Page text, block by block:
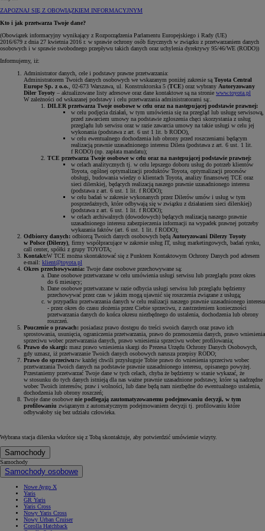
ZAPOZNAJ SIĘ Z OBOWIĄZKIEM INFORMACYJNYM
Kto i jak przetwarza Twoje dane?
(Obowiązek informacyjny wynikający z Rozporządzenia Parlamentu Europejskiego i Rady (UE)
2016/679 z dnia 27 kwietnia 2016 r. w sprawie ochrony osób fizycznych w związku z przetwarzaniem danych
osobowych i w sprawie swobodnego przepływu takich danych oraz uchylenia dyrektywy 95/46/WE (RODO))
Informujemy, iż:
Administrator danych, cele i podstawy prawne przetwarzania:
Administratorem Twoich danych osobowych we wskazanym poniżej zakresie są Toyota Central
Europe Sp. z o.o. , 02-673 Warszawa, ul. Konstruktorska 5 (TCE) oraz wybrany Autoryzowany
Diler Toyoty – aktualizowane listy adresowe oraz dane kontaktowe są na stronie www.toyota.pl
W zależności od wskazanej podstawy i celu przetwarzania administratorami są:.
DILER przetwarza Twoje osobowe w celu oraz na następującej podstawie prawnej:
w celu podjęcia działań, w tym umówienia się na przegląd lub usługę serwisową,
przed zawarciem umowy na podstawie zgłoszenia chęci skorzystania z usług
przeglądu lub serwisu oraz w razie zawarcia umowy na takie usługi w celu jej
wykonania (podstawa z art. 6 ust 1 lit. b RODO),
w celu ewentualnego dochodzenia lub obrony przed roszczeniami będącym
realizacją prawnie uzasadnionego interesu Dilera (podstawa z art. 6 ust. 1 lit.
f RODO) (np. zapłata mandatu);
TCE przetwarza Twoje osobowe w celu oraz na następującej podstawie prawnej:
w celach analitycznych tj. w celu lepszego doboru usług do potrzeb klientów
Toyota, ogólnej optymalizacji produktów Toyota, optymalizacji procesów
obsługi, budowania wiedzy o klientach Toyota, analizy finansowej TCE oraz
sieci dilerskiej, będących realizacją naszego prawnie uzasadnionego interesu
(podstawa z art. 6 ust. 1 lit. f RODO);
w celu badań w zakresie wykonanych przez Dilerów umów i usług w tym
posprzedażnych, które odbywają się w związku z działaniem sieci dilerskiej)
(podstawa z art. 6 ust. 1 lit. f RODO);
w celach archiwalnych (dowodowych) będących realizacją naszego prawnie
uzasadnionego interesu zabezpieczenia informacji na wypadek prawnej potrzeby
wykazania faktów (art. 6 ust. 1 lit. f RODO);
Odbiorcy danych: odbiorcą Twoich danych osobowych będą Autoryzowani Dilerzy Toyoty
w Polsce (Dilerzy) , firmy współpracujące w zakresie usług IT, usług marketingowych, badań rynku,
call center, spółki z grupy TOYOTA;
Kontakt:W TCE można skontaktować się z Punktem Kontaktowym Ochrony Danych pod adresem
e-mail: klient@toyota.pl
Okres przechowywania: Twoje dane osobowe przechowywane są:
Dane osobowe przetwarzane w celu umówienia usługi serwisu lub przeglądu przez okres
do 6 miesięcy;
Dane osobowe przetwarzane w razie odbycia usługi serwisu lub przeglądu będziemy
przechowywać przez czas w jakim mogą ujawnić się roszczenia związane z usługą;
w przypadku przetwarzania danych w celu realizacji naszego prawnie uzasadnionego interesu
- przez okres do czasu złożenia przez Ciebie sprzeciwu, z zastrzeżeniem konieczności
przetwarzania danych do końca okresu niezbędnego do ustalenia, dochodzenia lub obrony
roszczeń.
Pouczenie o prawach: posiadasz prawo dostępu do treści swoich danych oraz prawo ich
sprostowania, usunięcia, ograniczenia przetwarzania, prawo do przenoszenia danych, prawo wniesienia
sprzeciwu wobec przetwarzania danych, prawo wniesienia sprzeciwu wobec profilowania;
Prawo do skargi: masz prawo wniesienia skargi do Prezesa Urzędu Ochrony Danych Osobowych,
gdy uznasz, iż przetwarzanie Twoich danych osobowych narusza przepisy RODO;
Prawo do sprzeciwu:w każdej chwili przysługuje Tobie prawo do wniesienia sprzeciwu wobec
przetwarzania Twoich danych na podstawie prawnie uzasadnionego interesu, opisanego powyżej.
Przestaniemy przetwarzać Twoje dane w tych celach, chyba że będziemy w stanie wykazać, że
w stosunku do tych danych istnieją dla nas ważne prawnie uzasadnione podstawy, które są nadrzędne
wobec Twoich interesów, praw i wolności, lub dane będą nam niezbędne do ewentualnego ustalenia,
dochodzenia lub obrony roszczeń;
Twoje dane osobowe nie podlegają zautomatyzowanemu podejmowaniu decyzji, w tym
profilowaniu związanym z automatycznym podejmowaniem decyzji tj. profilowaniu które
odbywałoby się bez udziału człowieka.
Wybrana stacja dilerska wkrótce się z Tobą skontaktuje, aby potwierdzić umówienie wizyty.
Samochody
Samochody
Samochody osobowe
Nowe Aygo X
Yaris
GR Yaris
Yaris Cross
Nowy Yaris Cross
Nowy Urban Cruiser
Corolla Hatchback